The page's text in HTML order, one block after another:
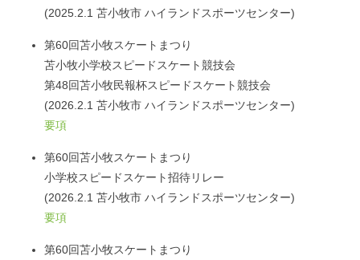
(2025.2.1 苫小牧市 ハイランドスポーツセンター)
第60回苫小牧スケートまつり
苫小牧小学校スピードスケート競技会
第48回苫小牧民報杯スピードスケート競技会
(2026.2.1 苫小牧市 ハイランドスポーツセンター)
要項
第60回苫小牧スケートまつり
小学校スピードスケート招待リレー
(2026.2.1 苫小牧市 ハイランドスポーツセンター)
要項
第60回苫小牧スケートまつり